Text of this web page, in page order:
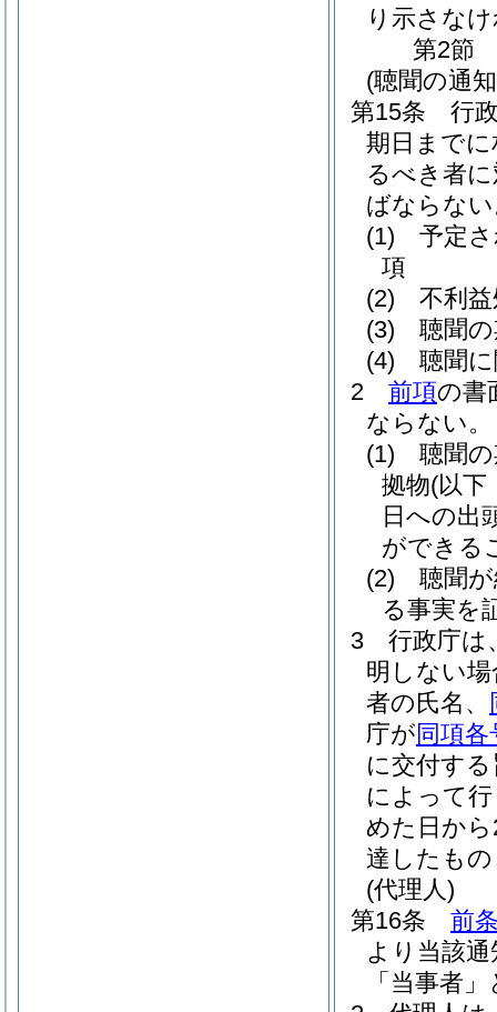
り示さな
第2節
(聴聞の通
第15条
行
期日まで
るべき者
ばならな
(1)
予定
項
(2)
不利
(3)
聴聞
(4)
聴聞
2
前項の書
ならない。
(1)
聴聞
拠物(以下
日への出
ができる
(2)
聴聞
る事実を
3
行政庁は
明しない
者の氏名、
庁が同項各
に交付す
によって
めた日か
達したも
(代理人)
第16条
前
より当該
「当事者